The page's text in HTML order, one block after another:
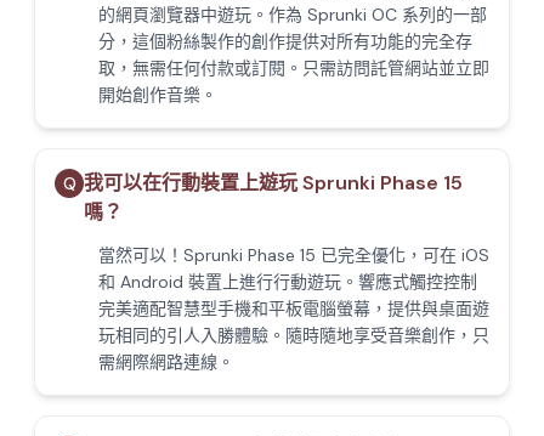
的網頁瀏覽器中遊玩。作為 Sprunki OC 系列的一部
分，這個粉絲製作的創作提供对所有功能的完全存
取，無需任何付款或訂閱。只需訪問託管網站並立即
開始創作音樂。
Q 我可以在行動裝置上遊玩 Sprunki Phase 15
嗎？
當然可以！Sprunki Phase 15 已完全優化，可在 iOS
和 Android 裝置上進行行動遊玩。響應式觸控控制
完美適配智慧型手機和平板電腦螢幕，提供與桌面遊
玩相同的引人入勝體驗。隨時隨地享受音樂創作，只
需網際網路連線。